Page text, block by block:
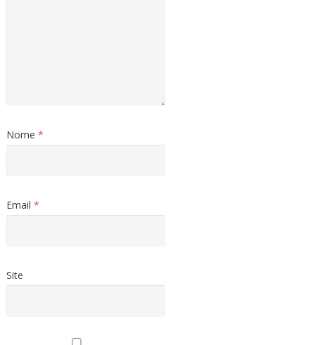
Nome *
Email *
Site